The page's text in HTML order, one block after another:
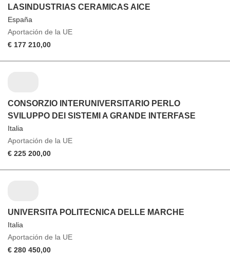
LASINDUSTRIAS CERAMICAS AICE
España
Aportación de la UE
€ 177 210,00
CONSORZIO INTERUNIVERSITARIO PERLO
SVILUPPO DEI SISTEMI A GRANDE INTERFASE
Italia
Aportación de la UE
€ 225 200,00
UNIVERSITA POLITECNICA DELLE MARCHE
Italia
Aportación de la UE
€ 280 450,00